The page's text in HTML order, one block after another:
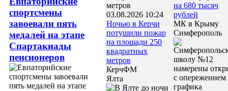
спортсмены
завоевали пять
медалей на этапе
Спартакиады
пенсионеров
03.08.2026 10:24
Ночью в Керчи
потушили пожар
на площади 250
квадратных
метров
КерчФМ
Ялта
на 680 тысяч
рублей
МК в Крыму
Симферополь